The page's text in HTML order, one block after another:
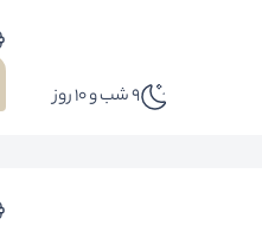
9 شب و 10 روز